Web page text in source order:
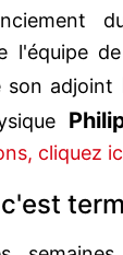
l'équipe
son adjoint
cliquez